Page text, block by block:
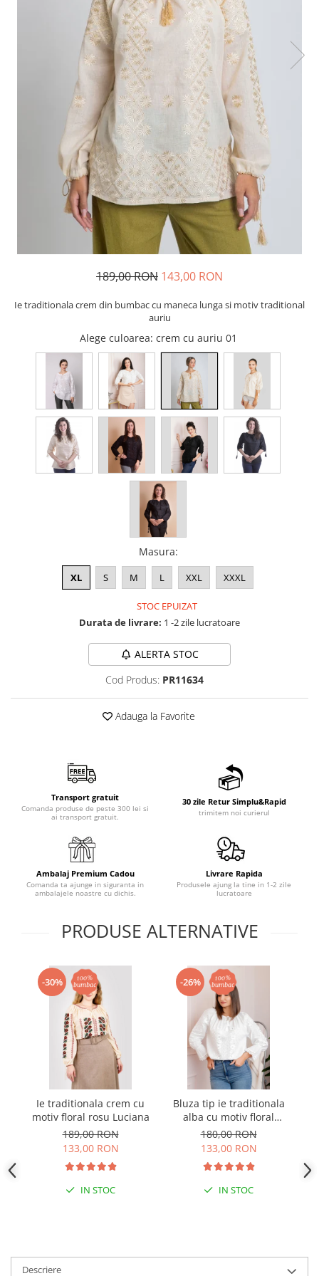
189,00 RON 143,00 RON
Ie traditionala crem din bumbac cu maneca lunga si motiv traditional
auriu
Alege culoarea: crem cu auriu 01
Masura:
XL S M L XXL XXXL
STOC EPUIZAT
Durata de livrare: 1 -2 zile lucratoare
ALERTA STOC
Cod Produs: PR11634
Adauga la Favorite
Transport gratuit
Comanda produse de peste 300 lei si
ai transport gratuit.
30 zile Retur Simplu&Rapid
trimitem noi curierul
Ambalaj Premium Cadou
Comanda ta ajunge in siguranta in
ambalajele noastre cu dichis.
Livrare Rapida
Produsele ajung la tine in 1-2 zile
lucratoare
PRODUSE ALTERNATIVE
-30%
Ie traditionala crem cu
motiv floral rosu Luciana
189,00 RON
133,00 RON
IN STOC
-26%
Bluza tip ie traditionala
alba cu motiv floral
argintiu Angelica 02
180,00 RON
133,00 RON
IN STOC
Descriere